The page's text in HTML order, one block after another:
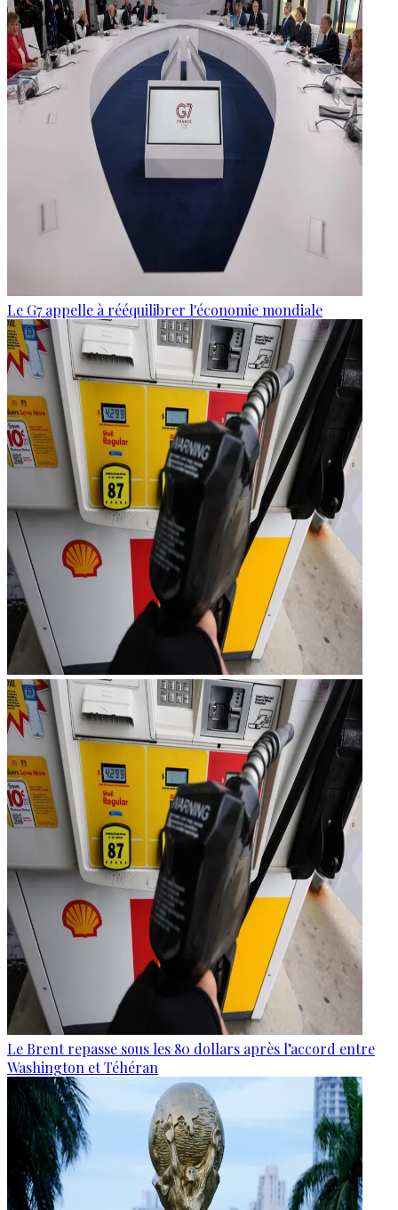
Le G7 appelle à rééquilibrer l'économie mondiale
Le Brent repasse sous les 80 dollars après l’accord entre
Washington et Téhéran